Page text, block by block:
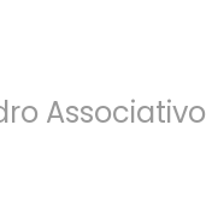
Associativo